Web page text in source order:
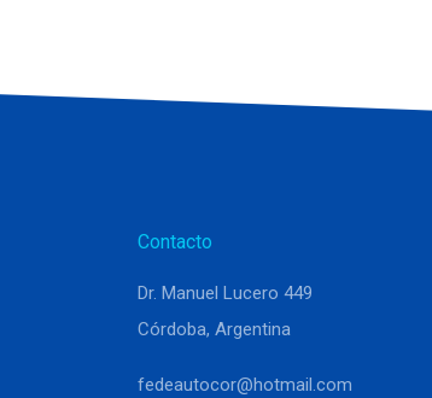
Contacto
Dr. Manuel Lucero 449
Córdoba, Argentina
fedeautocor@hotmail.com